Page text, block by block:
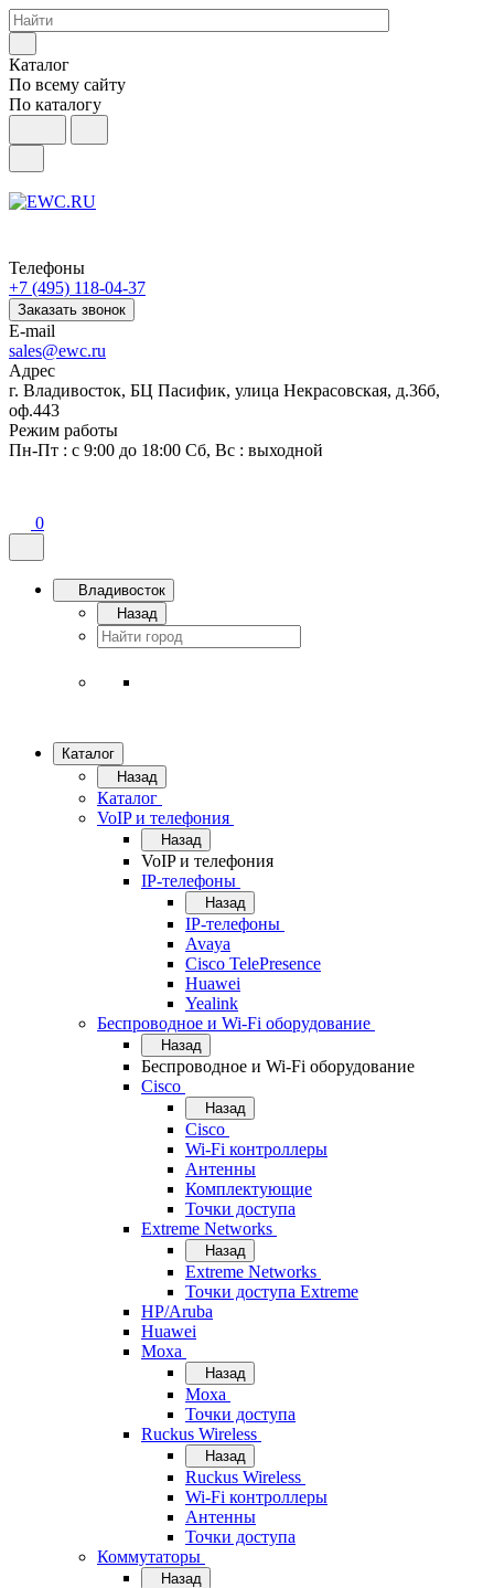
Каталог
По всему сайту
По каталогу
Телефоны
+7 (495) 118-04-37
Заказать звонок
E-mail
sales@ewc.ru
Адрес
г. Владивосток, БЦ Пасифик, улица Некрасовская, д.36б,
оф.443
Режим работы
Пн-Пт : с 9:00 до 18:00 Сб, Вс : выходной
0
Владивосток
Назад
Каталог
Назад
Каталог
VoIP и телефония
Назад
VoIP и телефония
IP-телефоны
Назад
IP-телефоны
Avaya
Cisco TelePresence
Huawei
Yealink
Беспроводное и Wi-Fi оборудование
Назад
Беспроводное и Wi-Fi оборудование
Cisco
Назад
Cisco
Wi-Fi контроллеры
Антенны
Комплектующие
Точки доступа
Extreme Networks
Назад
Extreme Networks
Точки доступа Extreme
HP/Aruba
Huawei
Moxa
Назад
Moxa
Точки доступа
Ruckus Wireless
Назад
Ruckus Wireless
Wi-Fi контроллеры
Антенны
Точки доступа
Коммутаторы
Назад